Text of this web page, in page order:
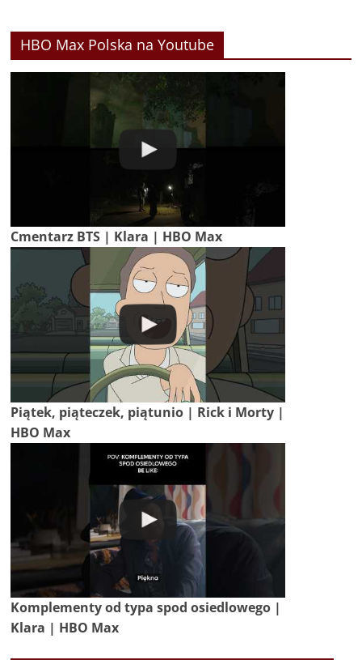
HBO Max Polska na Youtube
Cmentarz BTS | Klara | HBO Max
Piątek, piąteczek, piątunio | Rick i Morty |
HBO Max
Komplementy od typa spod osiedlowego |
Klara | HBO Max